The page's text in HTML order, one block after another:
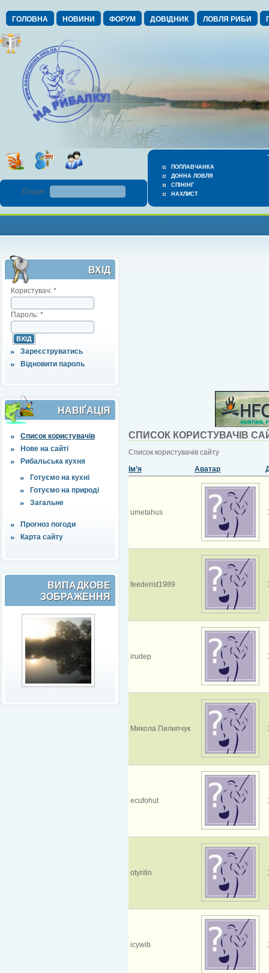
ГОЛОВНА НОВИНИ ФОРУМ ДОВІДНИК ЛОВЛЯ РИБИ
ПОПЛАВЧАНКА
ДОННА ЛОВЛЯ
СПІНІНГ
НАХЛИСТ
Пошук :
ВХІД
Користувач: *
Пароль: *
Зареєструватись
Відновити пароль
НАВІҐАЦІЯ
Список користувачів
Нове на сайті
Рибальська кухня
Готуємо на кухні
Готуємо на природі
Загальне
Прогноз погоди
Карта сайту
ВИПАДКОВЕ
ЗОБРАЖЕННЯ
СПИСОК КОРИСТУВАЧІВ
Список користувачів сайту
Ім’я
Аватар
umetahus
feederist1989
irudep
Микола Пилипчук
ecufohut
otyritin
icywib